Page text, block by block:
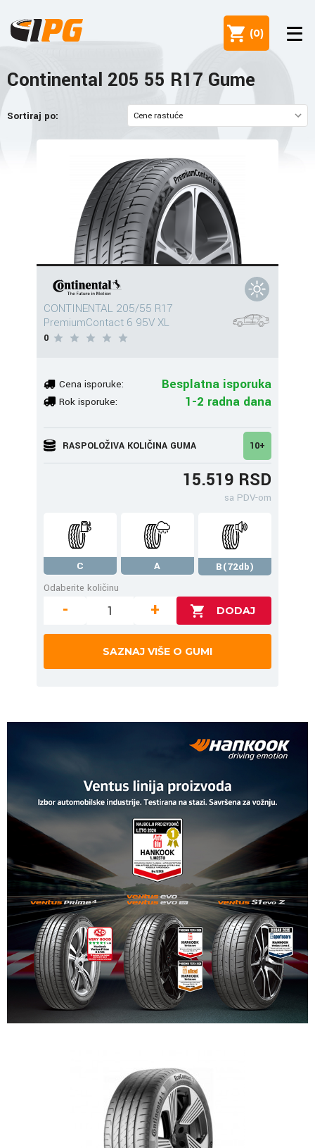
(0)
Continental 205 55 R17 Gume
Sortiraj po:
CONTINENTAL 205/55 R17
PremiumContact 6 95V XL
0
Cena isporuke: Besplatna isporuka
Rok isporuke: 1-2 radna dana
RASPOLOŽIVA KOLIČINA GUMA 10+
15.519 RSD
sa PDV-om
C A
B(72db)
Odaberite količinu
- +
SAZNAJ VIŠE O GUMI